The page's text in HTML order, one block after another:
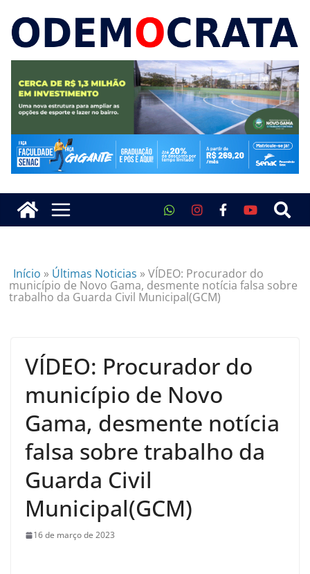
Início » Últimas Noticias »VÍDEO: Procurador do
município de Novo Gama, desmente notícia falsa sobre
trabalho da Guarda Civil Municipal(GCM)
VÍDEO: Procurador do
município de Novo
Gama, desmente notícia
falsa sobre trabalho da
Guarda Civil
Municipal(GCM)
16 de março de 2023